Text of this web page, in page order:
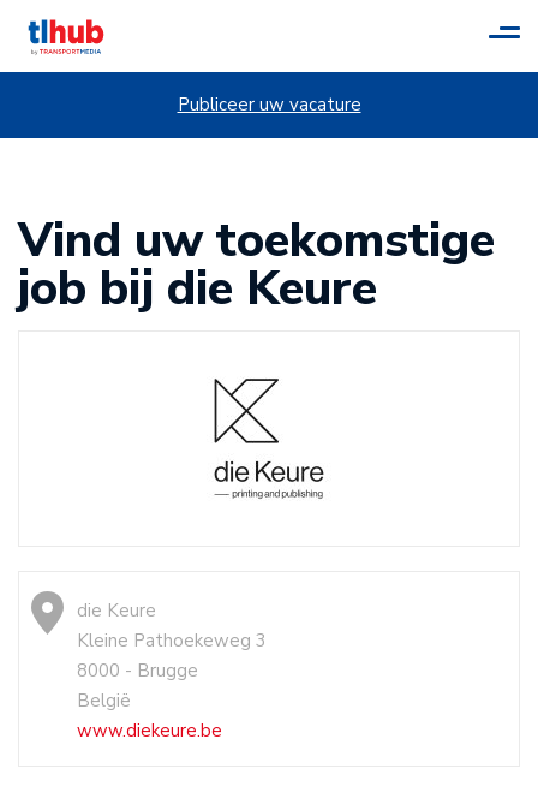
Publiceer uw vacature
Vind uw toekomstige
job bij die Keure
die Keure
Kleine Pathoekeweg 3
8000 - Brugge
België
www.diekeure.be